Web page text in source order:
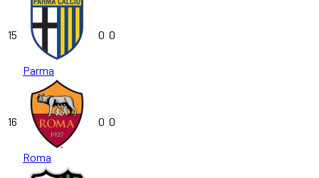
15
Parma
0 0
16
Roma
0 0